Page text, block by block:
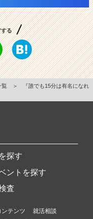
る
覧 ＞
『誰でも15分は有名になれ
探す
ントを探す
査
テンツ
就活相談